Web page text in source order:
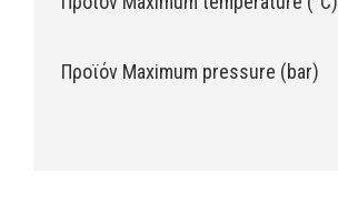
Προϊόν Maximum pressure (bar)